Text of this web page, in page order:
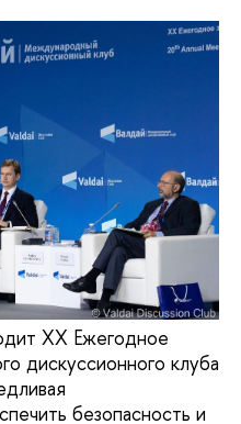
XX Ежегодное
дискуссионного клуба
безопасность и